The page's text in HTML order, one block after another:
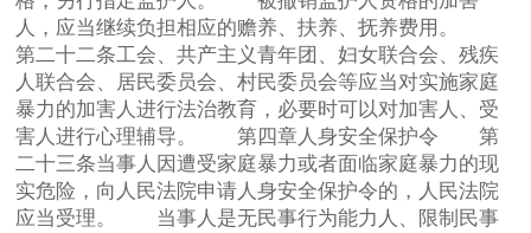
人，应当继续负担相应的赡养、扶养、抚养费用。
第二十二条工会、共产主义青年团、妇女联合会、残疾
人联合会、居民委员会、村民委员会等应当对实施家庭
暴力的加害人进行法治教育，必要时可以对加害人、受
害人进行心理辅导。 第四章人身安全保护令 第
二十三条当事人因遭受家庭暴力或者面临家庭暴力的现
实危险，向人民法院申请人身安全保护令的，人民法院
应当受理。 当事人是无民事行为能力人、限制民事